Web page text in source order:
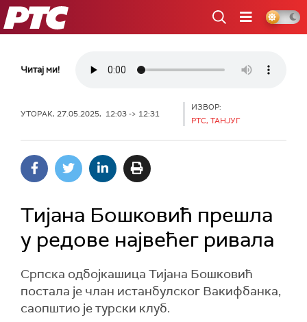
РТС
Читај ми!
УТОРАК, 27.05.2025, 12:03 -> 12:31
ИЗВОР:
РТС, ТАНЈУГ
Тијана Бошковић прешла
у редове највећег ривала
Српска одбојкашица Тијана Бошковић
постала је члан истанбулског Вакифбанка,
саопштио је турски клуб.